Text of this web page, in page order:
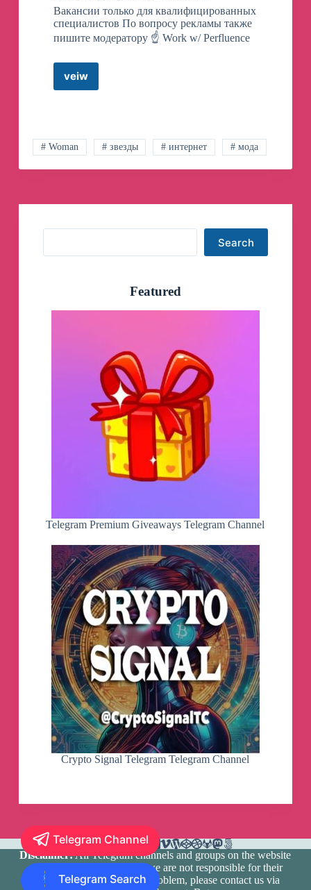
Вакансии только для квалифицированных
специалистов По вопросу рекламы также
пишите модератору ☝️ Work w/ Perfluence
veiwJobKZ:
Казахстане
# Woman # звезды # интернет # мода
Search
Featured
Telegram Premium Giveaways Telegram Channel
Crypto Signal Telegram Telegram Channel
Disclaimer:All Telegram channels and groups on the website
are registered by users and we are not responsible for their
media content. If there is a problem, please contact us via
Telegram Channel
Telegram Search